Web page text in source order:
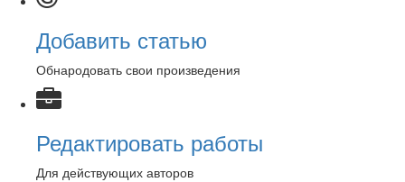
Добавить статью
Обнародовать свои произведения
Редактировать работы
Для действующих авторов